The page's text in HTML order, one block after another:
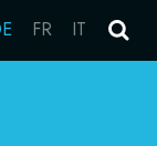
FR IT